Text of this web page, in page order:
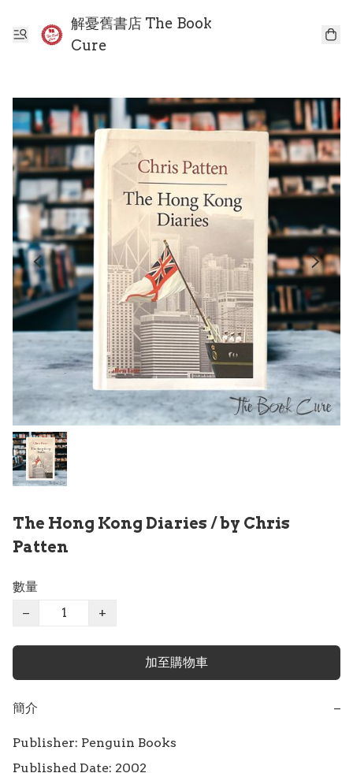
解憂舊書店 The Book
Cure
The Hong Kong Diaries / by Chris
Patten
數量
−
+
加至購物車
簡介 −
Publisher: Penguin Books
Published Date: 2002